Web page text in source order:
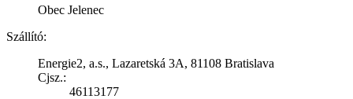
Obec Jelenec
Szállító:
Energie2, a.s., Lazaretská 3A, 81108 Bratislava
Cjsz.:
46113177